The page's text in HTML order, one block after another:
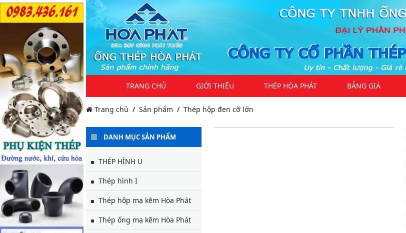
TRANG CHỦ GIỚI THIỆU THÉP HÒA PHÁT BẢNG GIÁ
Trang chủ Sản phẩm Thép hộp đen cỡ lớn
DANH MỤC SẢN PHẨM
THÉP HÌNH U
Thép hình I
Thép hộp mạ kẽm Hòa Phát
Thép ống mạ kẽm Hòa Phát